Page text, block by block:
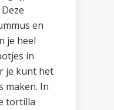
en
je heel
in
je kunt het
maken. In
tortilla